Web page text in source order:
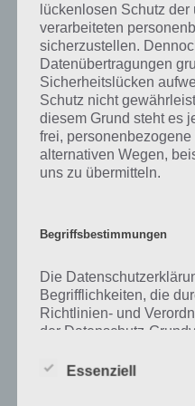
Zu Personal haben wir
Auf WhatsApp teilen
Tweet auf Twitter
Mehr Artikel
lückenlosen Schutz
verarbeiteten
sicherzustellen.
Datenübertragungen
Sicherheitslücken
Schutz nicht
diesem Grund steht es
frei,
alternativen Wegen,
uns zu übermitteln.
Begriffsbestimmungen
Die
Begrifflichkeiten, die
Richtlinien- und
der Datenschutz-
soll sowohl für die
Essenziell